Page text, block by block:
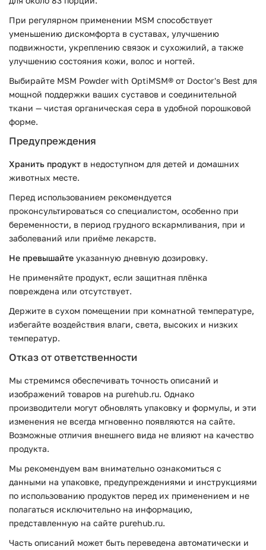
При регулярном применении MSM способствует
уменьшению дискомфорта в суставах, улучшению
подвижности, укреплению связок и сухожилий, а также
улучшению состояния кожи, волос и ногтей.
Выбирайте MSM Powder with OptiMSM® от Doctor's Best для
мощной поддержки ваших суставов и соединительной
ткани — чистая органическая сера в удобной порошковой
форме.
Предупреждения
Хранить продукт в недоступном для детей и домашних
животных месте.
Перед использованием рекомендуется
проконсультироваться со специалистом, особенно при
беременности, в период грудного вскармливания, при и
заболеваний или приёме лекарств.
Не превышайте указанную дневную дозировку.
Не применяйте продукт, если защитная плёнка
повреждена или отсутствует.
Держите в сухом помещении при комнатной температуре,
избегайте воздействия влаги, света, высоких и низких
температур.
Отказ от ответственности
Мы стремимся обеспечивать точность описаний и
изображений товаров на purehub.ru. Однако
производители могут обновлять упаковку и формулы, и эти
изменения не всегда мгновенно появляются на сайте.
Возможные отличия внешнего вида не влияют на качество
продукта.
Мы рекомендуем вам внимательно ознакомиться с
данными на упаковке, предупреждениями и инструкциями
по использованию продуктов перед их применением и не
полагаться исключительно на информацию,
представленную на сайте purehub.ru.
Часть описаний может быть переведена автоматически и